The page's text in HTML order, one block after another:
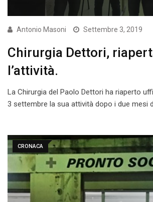
Antonio Masoni Settembre 3, 2019
Chirurgia Dettori,
l’attività.
La Chirurgia del Paolo Dettori ha riaperto
3 settembre la sua attività dopo i due mesi
CRONACA